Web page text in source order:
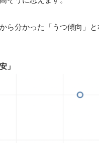
ら分かった「うつ傾向」
」